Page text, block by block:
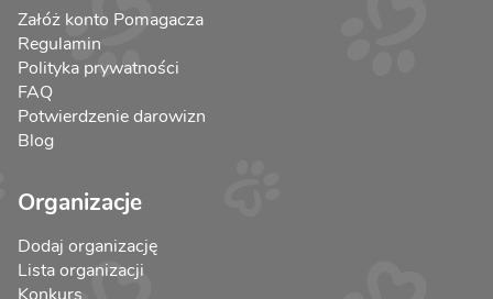
Załóż konto Pomagacza
Regulamin
Polityka prywatności
FAQ
Potwierdzenie darowizn
Blog
Organizacje
Dodaj organizację
Lista organizacji